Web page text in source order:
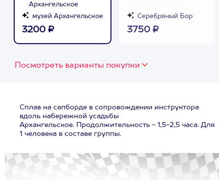
Архангельское
музей Архангельское
3200 ₽
Серебряный Бор
3750 ₽
Посмотреть варианты покупки
Сплав на сапборде в сопровождении инструктора
вдоль набережной усадьбы
Архангельское. Продолжительность - 1,5-2,5 часа. Для
1 человека в составе группы.